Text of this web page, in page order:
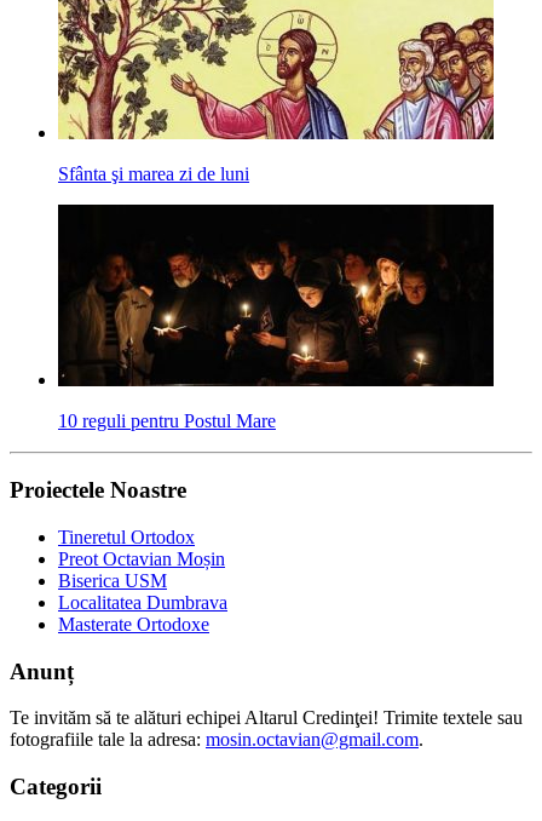
Sfânta şi marea zi de luni
10 reguli pentru Postul Mare
Proiectele Noastre
Tineretul Ortodox
Preot Octavian Moșin
Biserica USM
Localitatea Dumbrava
Masterate Ortodoxe
Anunț
Te invităm să te alături echipei Altarul Credinţei! Trimite textele sau
fotografiile tale la adresa: mosin.octavian@gmail.com.
Categorii